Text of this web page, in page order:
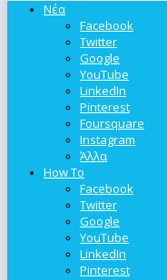
Νέα
Facebook
Twitter
Google
YouTube
LinkedIn
Pinterest
Foursquare
Instagram
Άλλα
How To
Facebook
Twitter
Google
YouTube
LinkedIn
Pinterest